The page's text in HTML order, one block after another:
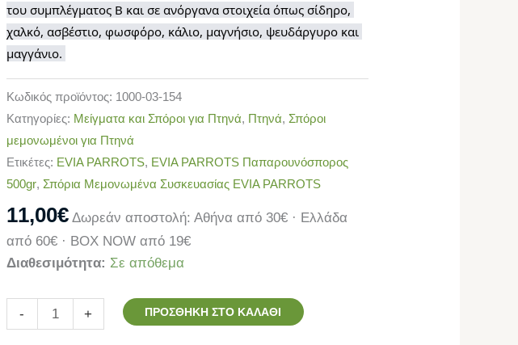
του συμπλέγματος Β και σε ανόργανα στοιχεία όπως σίδηρο,
χαλκό, ασβέστιο, φωσφόρο, κάλιο, μαγνήσιο, ψευδάργυρο και
μαγγάνιο.
Κωδικός προϊόντος: 1000-03-154
Κατηγορίες: Μείγματα και Σπόροι για Πτηνά, Πτηνά, Σπόροι
μεμονωμένοι για Πτηνά
Ετικέτες: EVIA PARROTS, EVIA PARROTS Παπαρουνόσπορος
500gr, Σπόρια Μεμονωμένα Συσκευασίας EVIA PARROTS
11,00€ Δωρεάν αποστολή: Αθήνα από 30€ · Ελλάδα
από 60€ · BOX NOW από 19€
Διαθεσιμότητα: Σε απόθεμα
- + ΠΡΟΣΘΉΚΗ ΣΤΟ ΚΑΛΆΘΙ